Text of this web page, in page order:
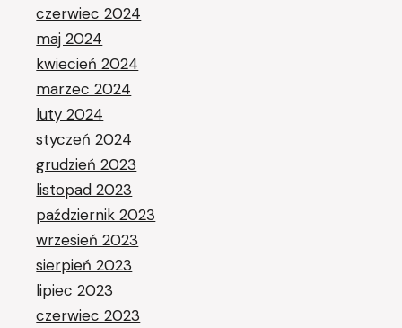
czerwiec 2024
maj 2024
kwiecień 2024
marzec 2024
luty 2024
styczeń 2024
grudzień 2023
listopad 2023
październik 2023
wrzesień 2023
sierpień 2023
lipiec 2023
czerwiec 2023